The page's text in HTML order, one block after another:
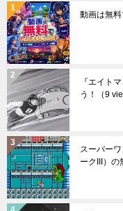
動画は無
『エイト
う！
（9
スーパー
ークIII）の